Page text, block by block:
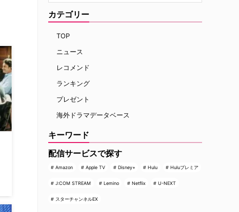
カテゴリー
TOP
ニュース
レコメンド
ランキング
プレゼント
海外ドラマデータベース
キーワード
配信サービスで探す
Amazon Apple TV Disney+ Hulu Huluプレミア
J:COM STREAM Lemino Netflix U-NEXT
スターチャンネルEX